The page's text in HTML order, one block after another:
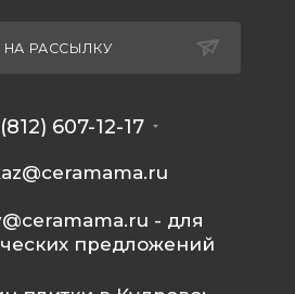
РАССЫЛКУ
607-12-17
- для
предложений